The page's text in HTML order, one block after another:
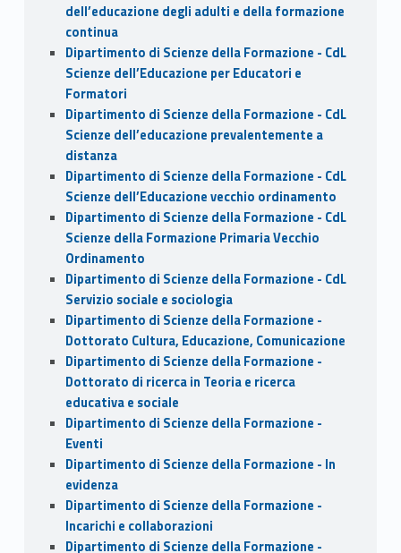
dell’educazione degli adulti e della formazione
continua
Dipartimento di Scienze della Formazione - CdL
Scienze dell’Educazione per Educatori e
Formatori
Dipartimento di Scienze della Formazione - CdL
Scienze dell’educazione prevalentemente a
distanza
Dipartimento di Scienze della Formazione - CdL
Scienze dell’Educazione vecchio ordinamento
Dipartimento di Scienze della Formazione - CdL
Scienze della Formazione Primaria Vecchio
Ordinamento
Dipartimento di Scienze della Formazione - CdL
Servizio sociale e sociologia
Dipartimento di Scienze della Formazione -
Dottorato Cultura, Educazione, Comunicazione
Dipartimento di Scienze della Formazione -
Dottorato di ricerca in Teoria e ricerca
educativa e sociale
Dipartimento di Scienze della Formazione -
Eventi
Dipartimento di Scienze della Formazione - In
evidenza
Dipartimento di Scienze della Formazione -
Incarichi e collaborazioni
Dipartimento di Scienze della Formazione -